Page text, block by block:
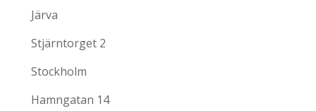
Järva
Stjärntorget 2
Stockholm
Hamngatan 14